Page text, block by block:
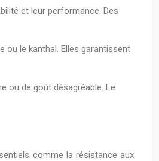
et leur performance. Des
ou le kanthal. Elles garantissent
ou de goût désagréable. Le
comme la résistance aux